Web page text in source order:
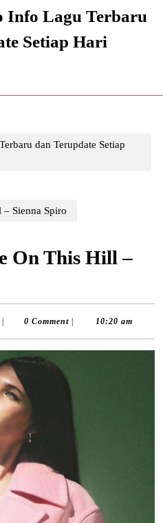
Info Lagu Terbaru
Setiap Hari
dan Terupdate Setiap
Sienna Spiro
On This Hill –
admin 0 Comment 10:20 am